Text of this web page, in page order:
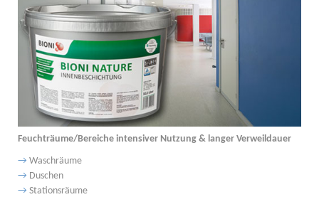
Feuchträume/Bereiche intensiver Nutzung & langer Verweildauer
→ Waschräume
→ Duschen
→ Stationsräume